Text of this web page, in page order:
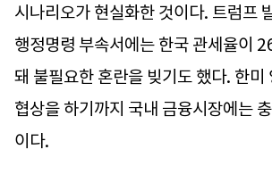
시나리오가 현실화한 것이다. 트럼프
행정명령 부속서에는 한국 관세율이
돼 불필요한 혼란을 빚기도 했다. 한미
협상을 하기까지 국내 금융시장에는
이다.